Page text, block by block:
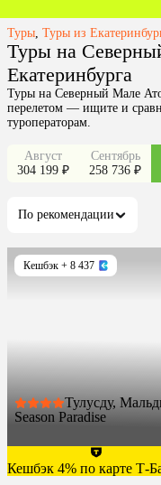
Туры Туры из
Туры на
Екатеринбурга
Туры на Северный Мале
перелетом — ищите и
туроператорам.
Август
304 199 ₽
Сентябрь
258 736 ₽
По рекомендации
Кешбэк + 8 437
Тулусду,
Season Paradise
Кешбэк 4% по карте Т-